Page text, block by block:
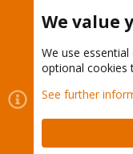
Cookies
Contact us
Terms and
We value
We use essential
optional cookies
See further